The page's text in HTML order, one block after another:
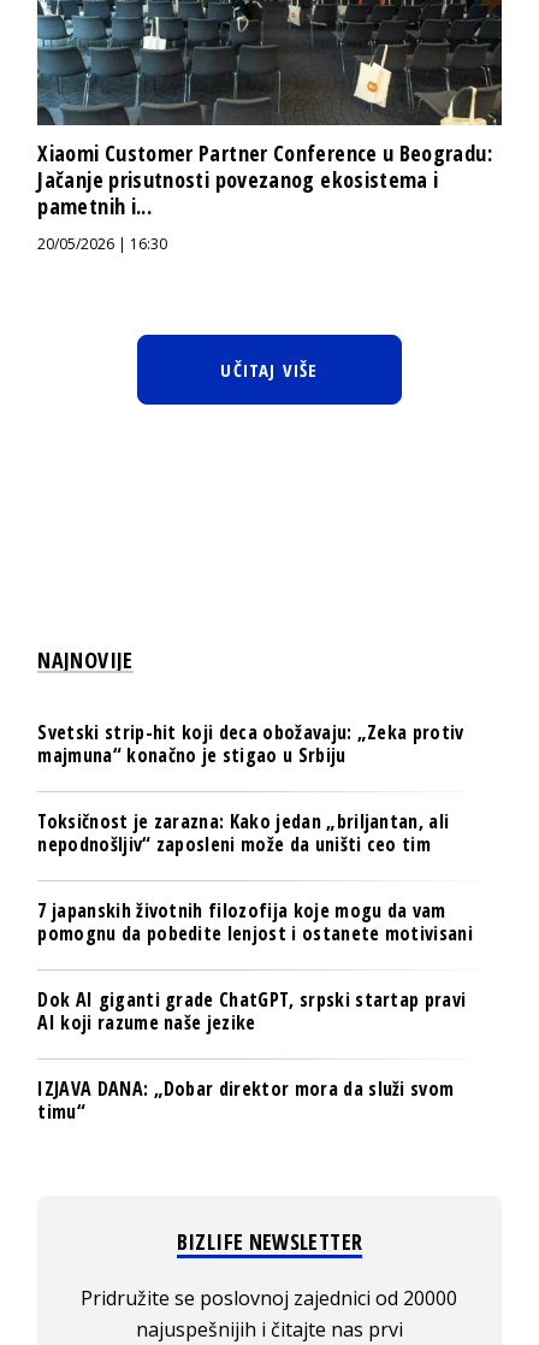
Xiaomi Customer Partner Conference u Beogradu:
Jačanje prisutnosti povezanog ekosistema i
pametnih i...
20/05/2026 | 16:30
UČITAJ VIŠE
NAJNOVIJE
Svetski strip-hit koji deca obožavaju: „Zeka protiv
majmuna“ konačno je stigao u Srbiju
Toksičnost je zarazna: Kako jedan „briljantan, ali
nepodnošljiv“ zaposleni može da uništi ceo tim
7 japanskih životnih filozofija koje mogu da vam
pomognu da pobedite lenjost i ostanete motivisani
Dok AI giganti grade ChatGPT, srpski startap pravi
AI koji razume naše jezike
IZJAVA DANA: „Dobar direktor mora da služi svom
timu“
BIZLIFE NEWSLETTER
Pridružite se poslovnoj zajednici od 20000
najuspešnijih i čitajte nas prvi